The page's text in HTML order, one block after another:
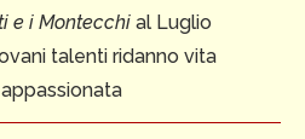
e i Montecchi al Luglio
talenti ridanno vita